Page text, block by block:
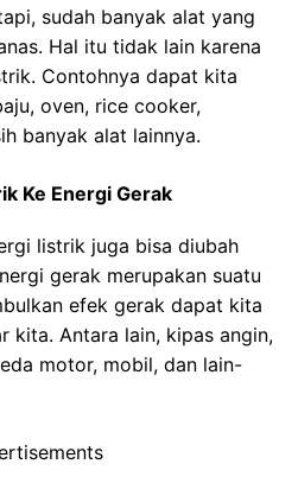
sudah banyak alat yang
Hal itu tidak lain karena
Contohnya dapat kita
oven, rice cooker,
banyak alat lainnya.
Ke Energi Gerak
listrik juga bisa diubah
gerak merupakan suatu
efek gerak dapat kita
kita. Antara lain, kipas angin,
motor, mobil, dan lain-